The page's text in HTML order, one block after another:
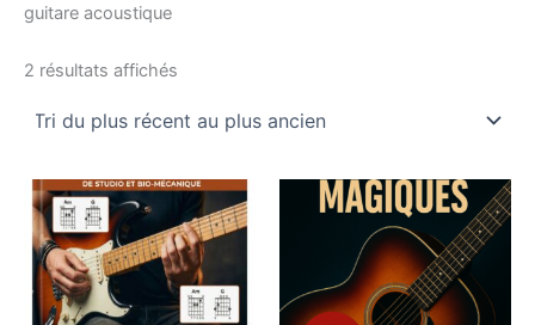
guitare acoustique
2 résultats affichés
récent